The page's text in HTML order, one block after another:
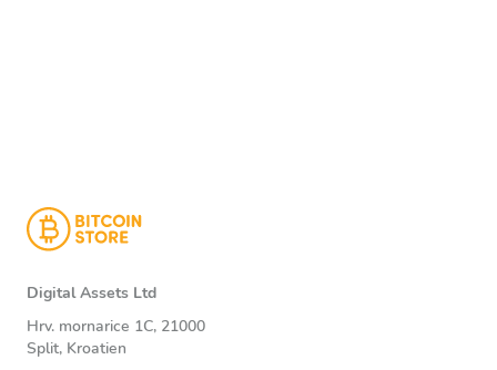
Digital Assets Ltd
Hrv. mornarice 1C, 21000
Split, Kroatien